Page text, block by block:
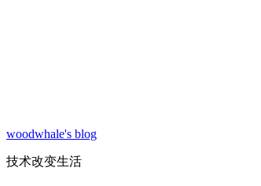
woodwhale's blog
技术改变生活